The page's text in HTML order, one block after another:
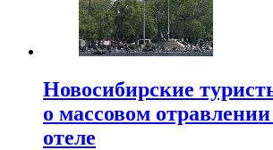
Новосибирские
о массовом
отеле